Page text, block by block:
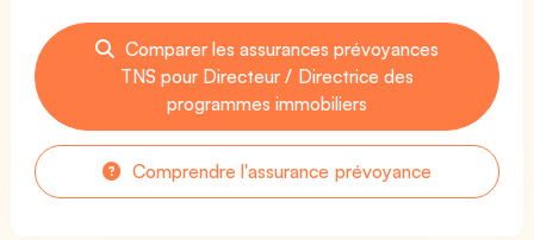
Comparer les assurances prévoyances
TNS pour Directeur / Directrice des
programmes immobiliers
Comprendre l'assurance prévoyance